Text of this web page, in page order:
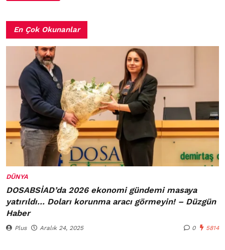
En Çok Okunanlar
DÜNYA
DOSABSİAD’da 2026 ekonomi gündemi masaya
yatırıldı… Doları korunma aracı görmeyin! – Düzgün
Haber
Plus Aralık 24, 2025 0 5814